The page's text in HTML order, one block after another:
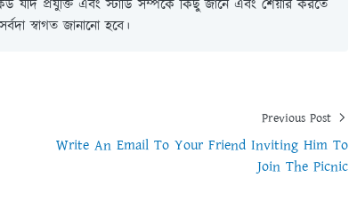
যদি প্রযুক্তি এবং স্টাডি সম্পর্কে কিছু জানে এবং শেয়ার করতে
স্বাগত জানানো হবে।
Previous Post
Write An Email To Your Friend Inviting Him To
Join The Picnic